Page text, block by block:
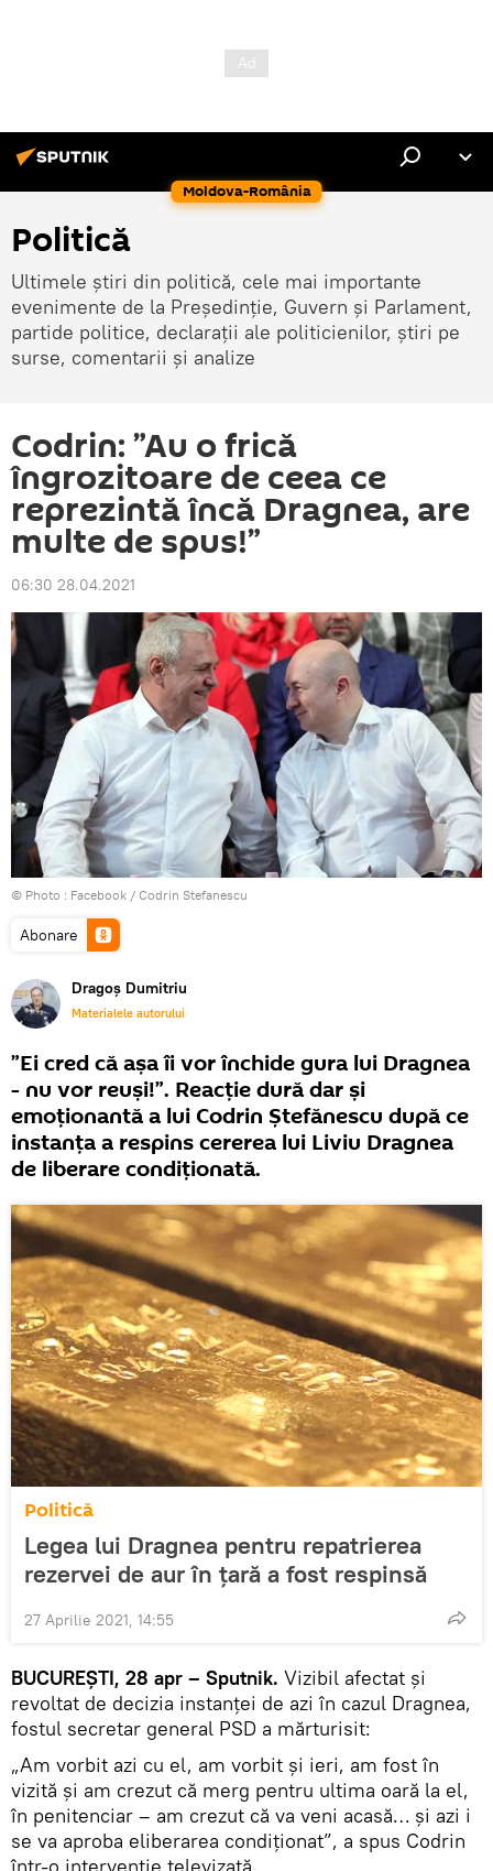
Moldova-România
Politică
Ultimele știri din politică, cele mai importante
evenimente de la Președinție, Guvern și Parlament,
partide politice, declarații ale politicienilor, știri pe
surse, comentarii și analize
Codrin: ”Au o frică
îngrozitoare de ceea ce
reprezintă încă Dragnea, are
multe de spus!”
06:30 28.04.2021
© Photo : Facebook / Codrin Stefanescu
Abonare
Dragoș Dumitriu
Materialele autorului
”Ei cred că așa îi vor închide gura lui Dragnea
- nu vor reuși!”. Reacție dură dar și
emoționantă a lui Codrin Ștefănescu după ce
instanța a respins cererea lui Liviu Dragnea
de liberare condiționată.
Politică
Legea lui Dragnea pentru repatrierea
rezervei de aur în ţară a fost respinsă
27 Aprilie 2021, 14:55
BUCUREȘTI, 28 apr – Sputnik. Vizibil afectat și
revoltat de decizia instanței de azi în cazul Dragnea,
fostul secretar general PSD a mărturisit:
„Am vorbit azi cu el, am vorbit și ieri, am fost în
vizită și am crezut că merg pentru ultima oară la el,
în penitenciar – am crezut că va veni acasă… și azi i
se va aproba eliberarea condiționat”, a spus Codrin
într-o intervenție televizată.